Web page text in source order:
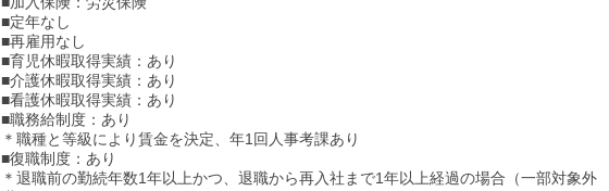
■定年なし
■再雇用なし
■育児休暇取得実績：あり
■介護休暇取得実績：あり
■看護休暇取得実績：あり
■職務給制度：あり
＊職種と等級により賃金を決定、年1回人事考課あり
■復職制度：あり
＊退職前の勤続年数1年以上かつ、退職から再入社まで1年以上経過の場合（一部対象外